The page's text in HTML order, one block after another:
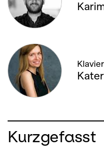
Klavier
Kurzgefasst